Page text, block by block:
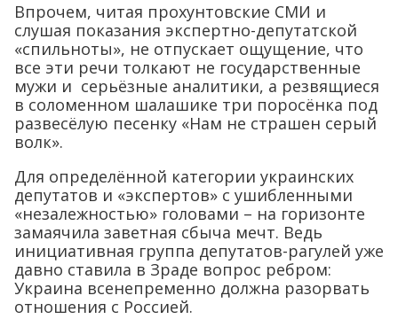
Впрочем, читая прохунтовские СМИ и
слушая показания экспертно-депутатской
«спильноты», не отпускает ощущение, что
все эти речи толкают не государственные
мужи и серьёзные аналитики, а резвящиеся
в соломенном шалашике три поросёнка под
развесёлую песенку «Нам не страшен серый
волк».
Для определённой категории украинских
депутатов и «экспертов» с ушибленными
«незалежностью» головами – на горизонте
замаячила заветная сбыча мечт. Ведь
инициативная группа депутатов-рагулей уже
давно ставила в Зраде вопрос ребром:
Украина всенепременно должна разорвать
отношения с Россией.